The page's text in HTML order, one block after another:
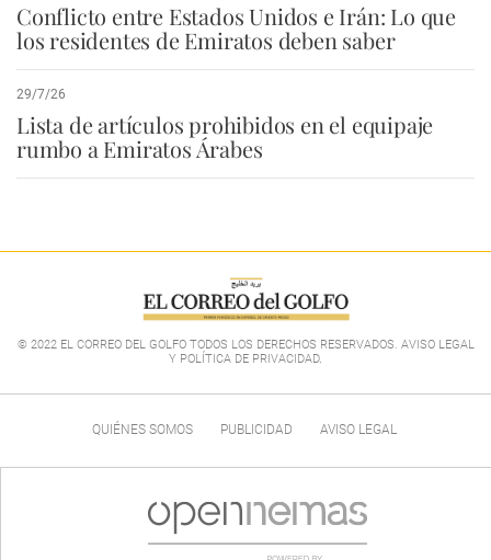
Conflicto entre Estados Unidos e Irán: Lo que
los residentes de Emiratos deben saber
29/7/26
Lista de artículos prohibidos en el equipaje
rumbo a Emiratos Árabes
© 2022 EL CORREO DEL GOLFO TODOS LOS DERECHOS RESERVADOS. AVISO LEGAL
Y POLÍTICA DE PRIVACIDAD.
QUIÉNES SOMOS PUBLICIDAD AVISO LEGAL